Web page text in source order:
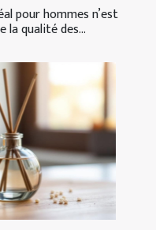
pour hommes n’est
la qualité des...